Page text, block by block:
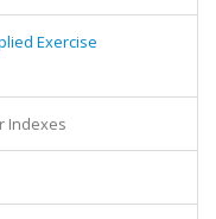
Exercise
Indexes